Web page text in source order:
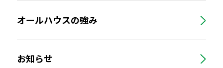
オールハウスの強み
お知らせ